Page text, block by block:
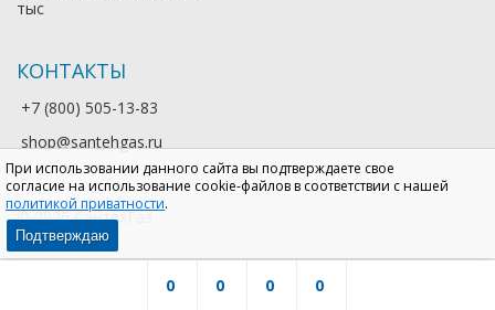
При использовании данного сайта вы подтверждаете свое
согласие на использование cookie-файлов в соответствии с нашей
политикой приватности.
Подтверждаю
тыс
КОНТАКТЫ
+7 (800) 505-13-83
shop@santehgas.ru
© 2026 СантехГаз
0 0 0 0